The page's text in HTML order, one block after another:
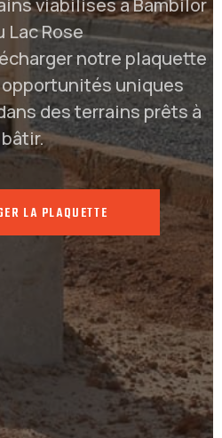
Lac Rose
notre plaquette
uniques
des terrains prêts à
bâtir.
LA PLAQUETTE